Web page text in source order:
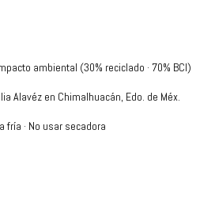
ambiental (30% reciclado · 70% BCI)
Alavéz en Chimalhuacán, Edo. de Méx.
· No usar secadora